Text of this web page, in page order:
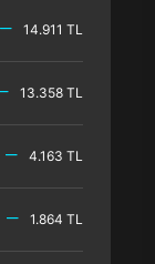
14.911 TL
13.358 TL
4.163 TL
1.864 TL